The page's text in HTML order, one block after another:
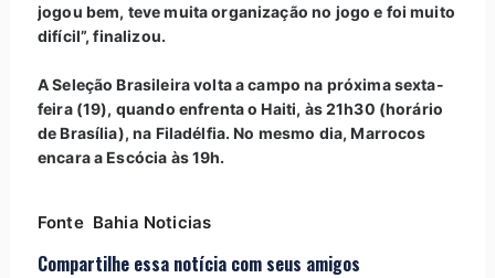
jogou bem, teve muita organização no jogo e foi muito
difícil”, finalizou.
A Seleção Brasileira volta a campo na próxima sexta-
feira (19), quando enfrenta o Haiti, às 21h30 (horário
de Brasília), na Filadélfia. No mesmo dia, Marrocos
encara a Escócia às 19h.
Fonte Bahia Noticias
Compartilhe essa notícia com seus amigos